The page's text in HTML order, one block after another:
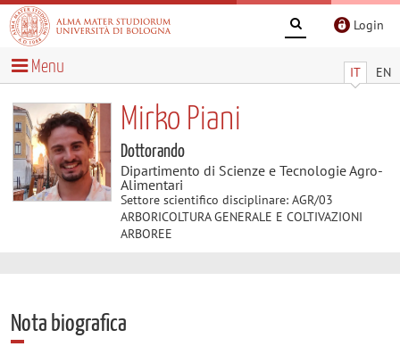
Login
IT EN
Menu
Mirko Piani
Dottorando
Dipartimento di Scienze e Tecnologie Agro-
Alimentari
Settore scientifico disciplinare: AGR/03
ARBORICOLTURA GENERALE E COLTIVAZIONI
ARBOREE
Nota biografica